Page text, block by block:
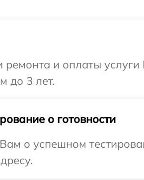
и оплаты
до 3 лет.
о готовности
о успешном